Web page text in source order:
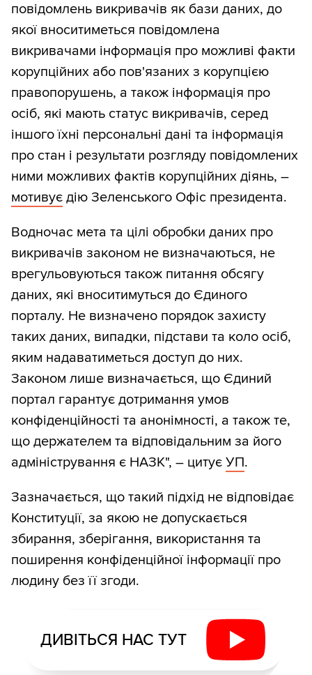
повідомлень викривачів як бази даних, до
якої вноситиметься повідомлена
викривачами інформація про можливі факти
корупційних або пов'язаних з корупцією
правопорушень, а також інформація про
осіб, які мають статус викривачів, серед
іншого їхні персональні дані та інформація
про стан і результати розгляду повідомлених
ними можливих фактів корупційних діянь, –
мотивує дію Зеленського Офіс президента.
Водночас мета та цілі обробки даних про
викривачів законом не визначаються, не
врегульовуються також питання обсягу
даних, які вноситимуться до Єдиного
порталу. Не визначено порядок захисту
таких даних, випадки, підстави та коло осіб,
яким надаватиметься доступ до них.
Законом лише визначається, що Єдиний
портал гарантує дотримання умов
конфіденційності та анонімності, а також те,
що держателем та відповідальним за його
адміністрування є НАЗК", – цитує УП.
Зазначається, що такий підхід не відповідає
Конституції, за якою не допускається
збирання, зберігання, використання та
поширення конфіденційної інформації про
людину без її згоди.
ДИВІТЬСЯ НАС ТУТ